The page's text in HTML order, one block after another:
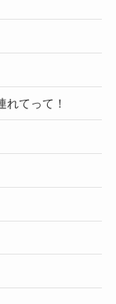
れてって！